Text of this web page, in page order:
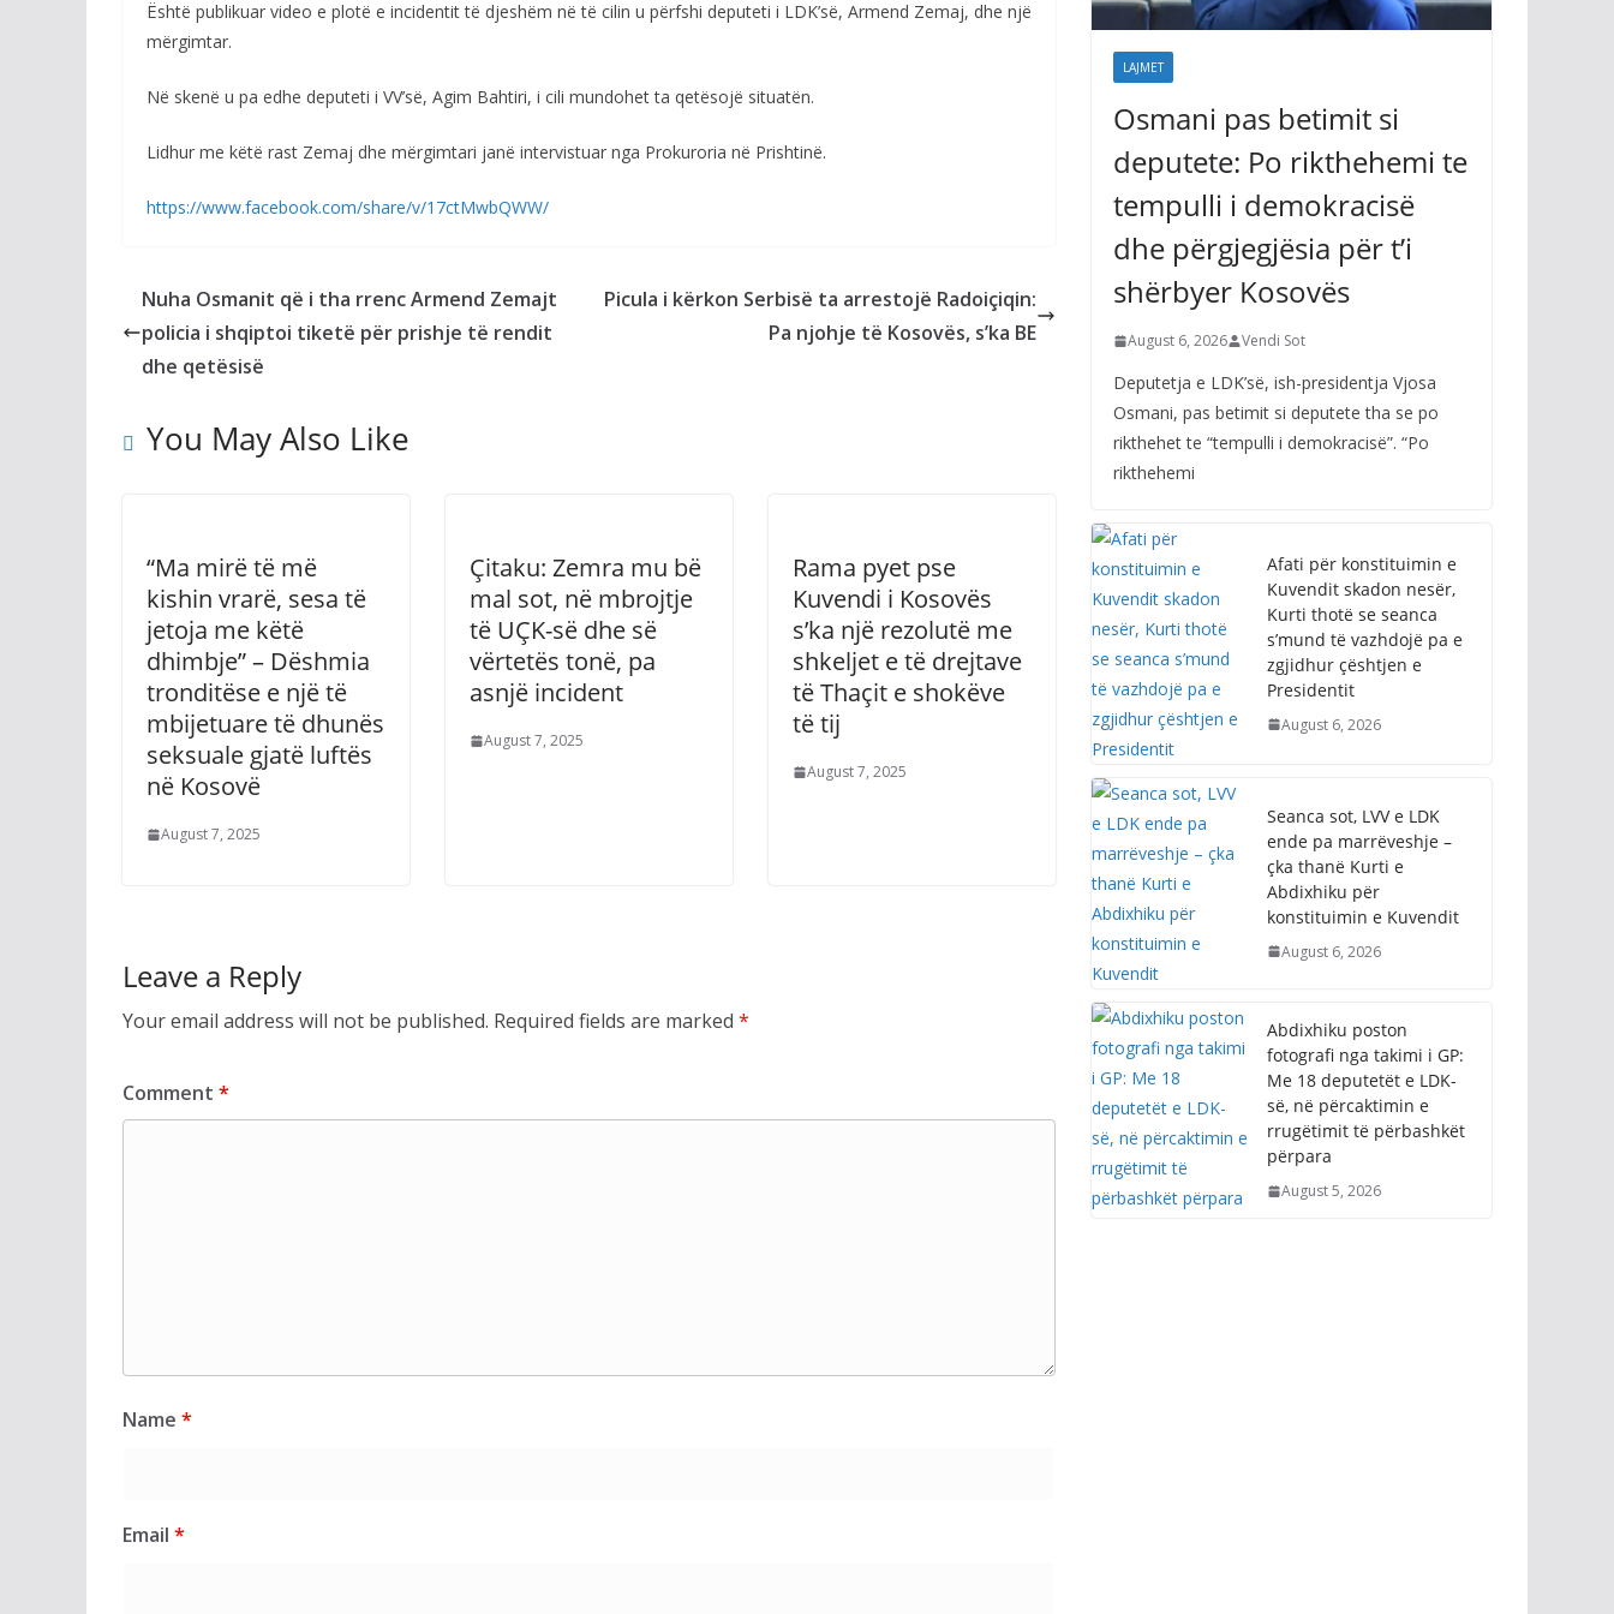
Është publikuar video e plotë e incidentit të djeshëm në të cilin u përfshi deputeti i LDK’së, Armend Zemaj, dhe një
mërgimtar.
Në skenë u pa edhe deputeti i VV’së, Agim Bahtiri, i cili mundohet ta qetësojë situatën.
Lidhur me këtë rast Zemaj dhe mërgimtari janë intervistuar nga Prokuroria në Prishtinë.
https://www.facebook.com/share/v/17ctMwbQWW/
Nuha Osmanit që i tha rrenc Armend Zemajt
policia i shqiptoi tiketë për prishje të rendit
dhe qetësisë
Picula i kërkon Serbisë ta arrestojë Radoiçiqin:
Pa njohje të Kosovës, s’ka BE
You May Also Like
“Ma mirë të më
kishin vrarë, sesa të
jetoja me këtë
dhimbje” – Dëshmia
tronditëse e një të
mbijetuare të dhunës
seksuale gjatë luftës
në Kosovë
August 7, 2025
Çitaku: Zemra mu bë
mal sot, në mbrojtje
të UÇK-së dhe së
vërtetës tonë, pa
asnjë incident
August 7, 2025
Rama pyet pse
Kuvendi i Kosovës
s’ka një rezolutë me
shkeljet e të drejtave
të Thaçit e shokëve
të tij
August 7, 2025
Leave a Reply
Your email address will not be published. Required fields are marked *
Comment *
Name *
Email *
LAJMET
Osmani pas betimit si
deputete: Po rikthehemi te
tempulli i demokracisë
dhe përgjegjësia për t’i
shërbyer Kosovës
August 6, 2026 Vendi Sot
Deputetja e LDK’së, ish-presidentja Vjosa
Osmani, pas betimit si deputete tha se po
rikthehet te “tempulli i demokracisë”. “Po
rikthehemi
Afati për konstituimin e
Kuvendit skadon nesër,
Kurti thotë se seanca
s’mund të vazhdojë pa e
zgjidhur çështjen e
Presidentit
August 6, 2026
Seanca sot, LVV e LDK
ende pa marrëveshje –
çka thanë Kurti e
Abdixhiku për
konstituimin e Kuvendit
August 6, 2026
Abdixhiku poston
fotografi nga takimi i GP:
Me 18 deputetët e LDK-
së, në përcaktimin e
rrugëtimit të përbashkët
përpara
August 5, 2026